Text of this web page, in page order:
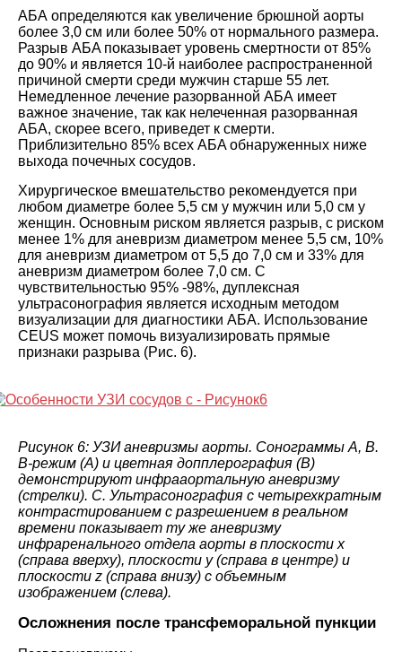
АБА определяются как увеличение брюшной аорты
более 3,0 см или более 50% от нормального размера.
Разрыв AБA показывает уровень смертности от 85%
до 90% и является 10-й наиболее распространенной
причиной смерти среди мужчин старше 55 лет.
Немедленное лечение разорванной АБА имеет
важное значение, так как нелеченная разорванная
АБА, скорее всего, приведет к смерти.
Приблизительно 85% всех AБA обнаруженных ниже
выхода почечных сосудов.
Хирургическое вмешательство рекомендуется при
любом диаметре более 5,5 см у мужчин или 5,0 см у
женщин. Основным риском является разрыв, с риском
менее 1% для аневризм диаметром менее 5,5 см, 10%
для аневризм диаметром от 5,5 до 7,0 см и 33% для
аневризм диаметром более 7,0 см. С
чувствительностью 95% -98%, дуплексная
ультрасонография является исходным методом
визуализации для диагностики АБА. Использование
CEUS может помочь визуализировать прямые
признаки разрыва (Рис. 6).
Рисунок 6: УЗИ аневризмы аорты. Сонограммы A, B.
B-режим (A) и цветная допплерография (B)
демонстрируют инфрааортальную аневризму
(стрелки). C. Ультрасонография с четырехкратным
контрастированием с разрешением в реальном
времени показывает ту же аневризму
инфраренального отдела аорты в плоскости x
(справа вверху), плоскости y (справа в центре) и
плоскости z (справа внизу) с объемным
изображением (слева).
Осложнения после трансфеморальной пункции